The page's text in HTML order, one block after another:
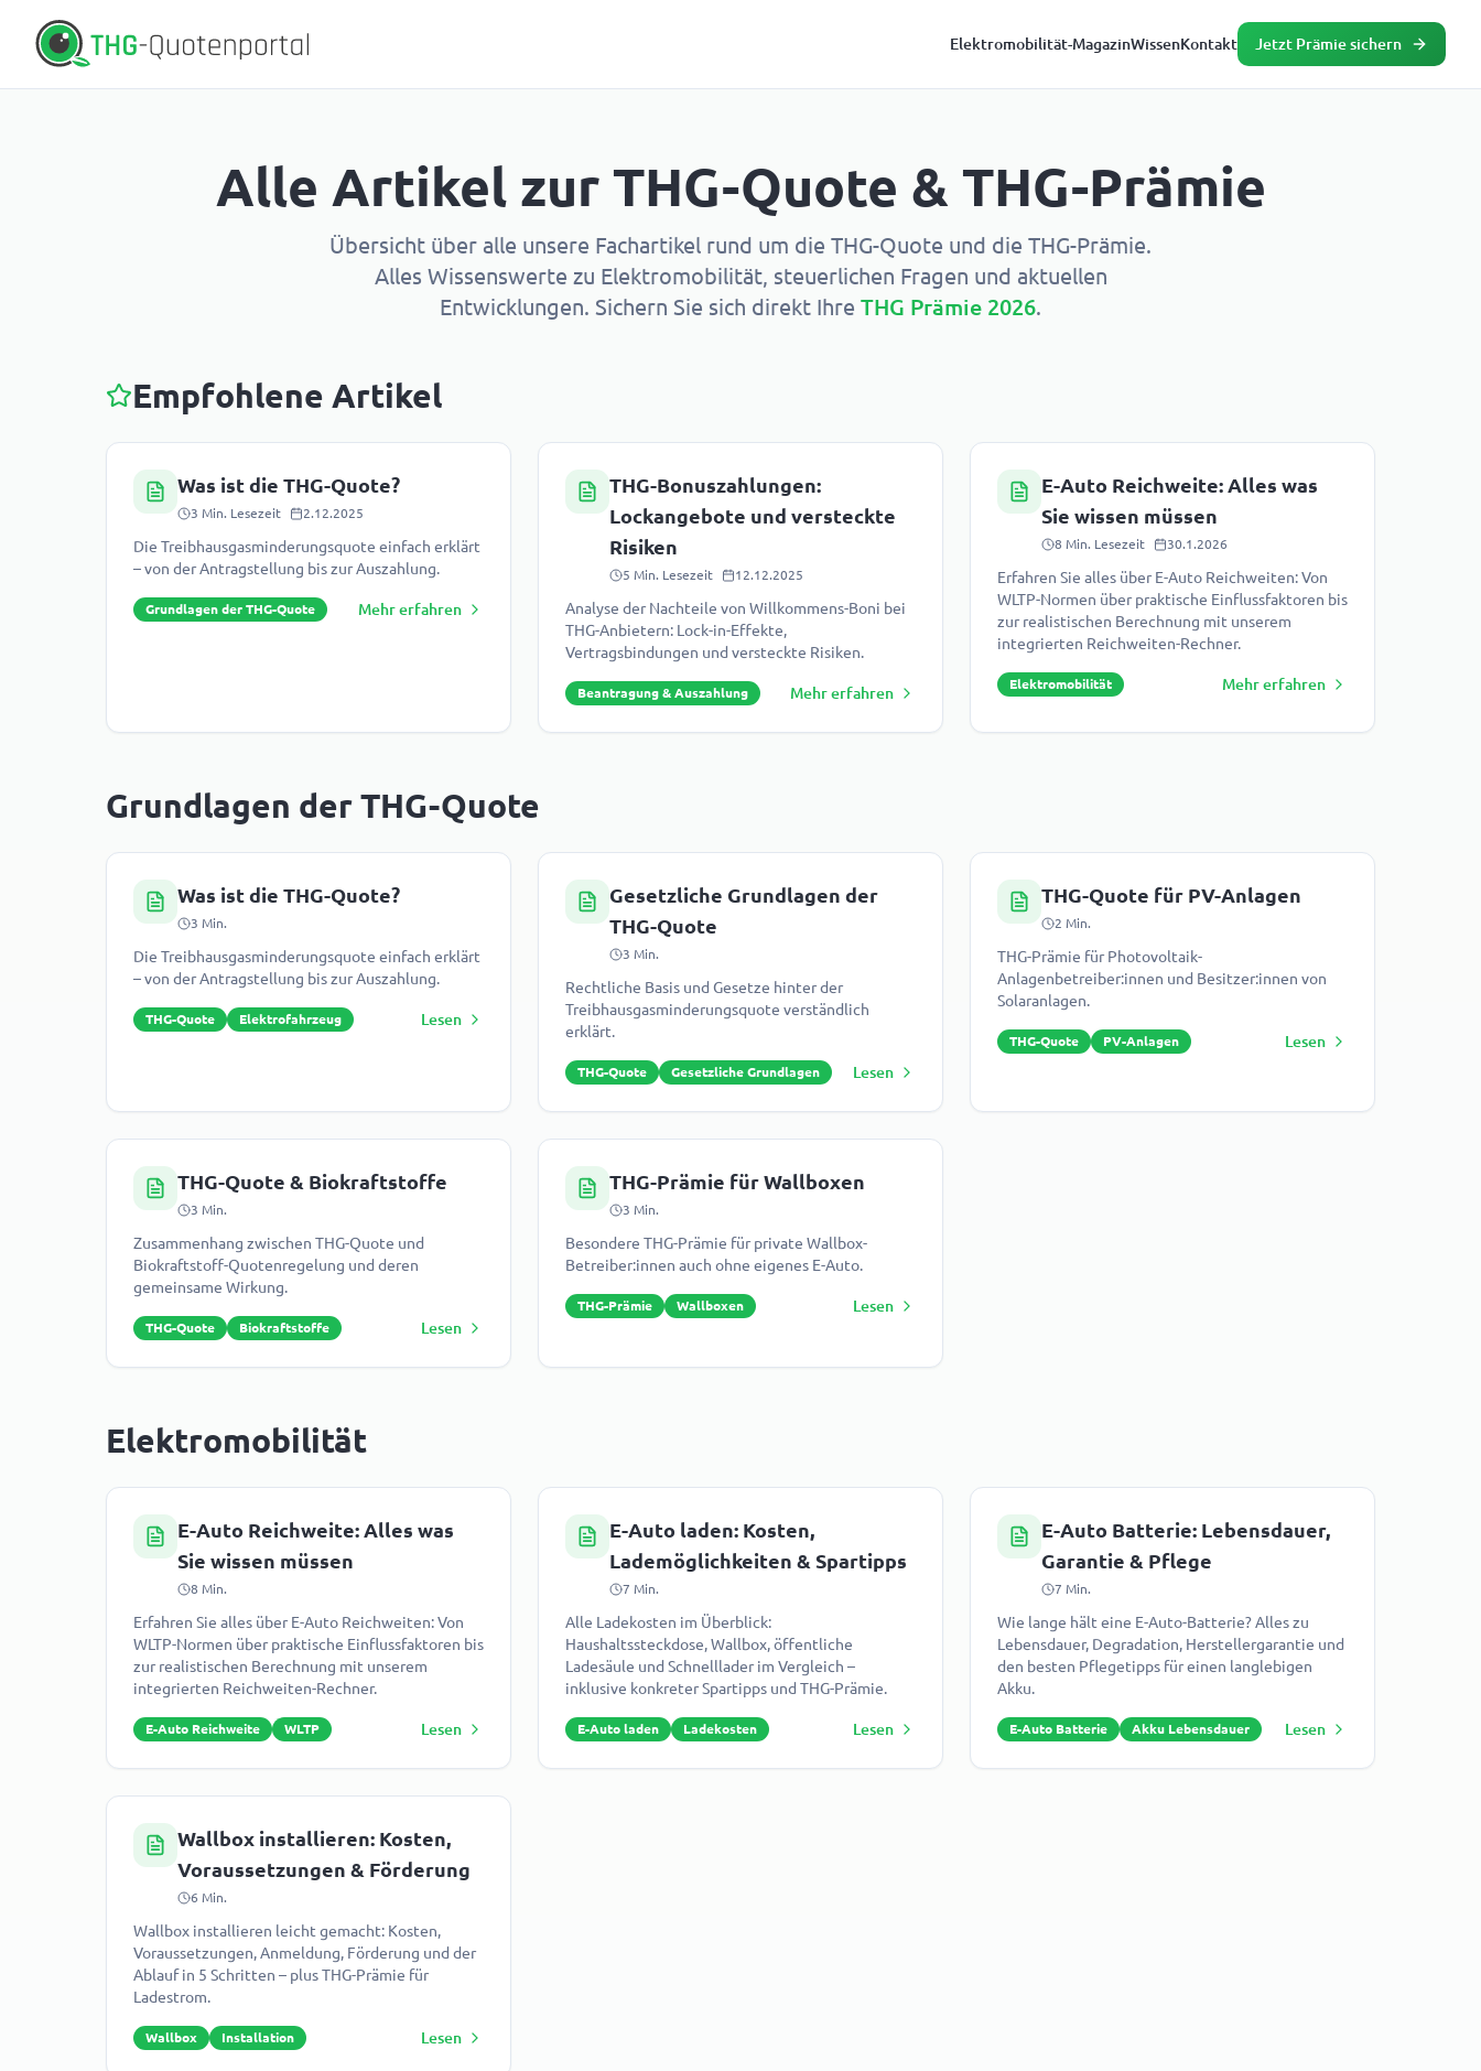
Elektromobilität-MagazinWissenKontakt Jetzt Prämie sichern
Alle Artikel zur THG-Quote & THG-Prämie
Übersicht über alle unsere Fachartikel rund um die THG-Quote und die THG-Prämie.
Alles Wissenswerte zu Elektromobilität, steuerlichen Fragen und aktuellen
Entwicklungen. Sichern Sie sich direkt Ihre THG Prämie 2026.
Empfohlene Artikel
Was ist die THG-Quote?
3 Min. Lesezeit 2.12.2025
Die Treibhausgasminderungsquote einfach erklärt
– von der Antragstellung bis zur Auszahlung.
Grundlagen der THG-Quote Mehr erfahren
THG-Bonuszahlungen:
Lockangebote und versteckte
Risiken
5 Min. Lesezeit 12.12.2025
Analyse der Nachteile von Willkommens-Boni bei
THG-Anbietern: Lock-in-Effekte,
Vertragsbindungen und versteckte Risiken.
Beantragung & Auszahlung Mehr erfahren
E-Auto Reichweite: Alles was
Sie wissen müssen
8 Min. Lesezeit 30.1.2026
Erfahren Sie alles über E-Auto Reichweiten: Von
WLTP-Normen über praktische Einflussfaktoren bis
zur realistischen Berechnung mit unserem
integrierten Reichweiten-Rechner.
Elektromobilität Mehr erfahren
Grundlagen der THG-Quote
Was ist die THG-Quote?
3 Min.
Die Treibhausgasminderungsquote einfach erklärt
– von der Antragstellung bis zur Auszahlung.
THG-Quote Elektrofahrzeug Lesen
Gesetzliche Grundlagen der
THG-Quote
3 Min.
Rechtliche Basis und Gesetze hinter der
Treibhausgasminderungsquote verständlich
erklärt.
THG-Quote Gesetzliche Grundlagen Lesen
THG-Quote für PV-Anlagen
2 Min.
THG-Prämie für Photovoltaik-
Anlagenbetreiber:innen und Besitzer:innen von
Solaranlagen.
THG-Quote PV-Anlagen Lesen
THG-Quote & Biokraftstoffe
3 Min.
Zusammenhang zwischen THG-Quote und
Biokraftstoff-Quotenregelung und deren
gemeinsame Wirkung.
THG-Quote Biokraftstoffe Lesen
THG-Prämie für Wallboxen
3 Min.
Besondere THG-Prämie für private Wallbox-
Betreiber:innen auch ohne eigenes E-Auto.
THG-Prämie Wallboxen Lesen
Elektromobilität
E-Auto Reichweite: Alles was
Sie wissen müssen
8 Min.
Erfahren Sie alles über E-Auto Reichweiten: Von
WLTP-Normen über praktische Einflussfaktoren bis
zur realistischen Berechnung mit unserem
integrierten Reichweiten-Rechner.
E-Auto Reichweite WLTP Lesen
E-Auto laden: Kosten,
Lademöglichkeiten & Spartipps
7 Min.
Alle Ladekosten im Überblick:
Haushaltssteckdose, Wallbox, öffentliche
Ladesäule und Schnelllader im Vergleich –
inklusive konkreter Spartipps und THG-Prämie.
E-Auto laden Ladekosten Lesen
E-Auto Batterie: Lebensdauer,
Garantie & Pflege
7 Min.
Wie lange hält eine E-Auto-Batterie? Alles zu
Lebensdauer, Degradation, Herstellergarantie und
den besten Pflegetipps für einen langlebigen
Akku.
E-Auto Batterie Akku Lebensdauer Lesen
Wallbox installieren: Kosten,
Voraussetzungen & Förderung
6 Min.
Wallbox installieren leicht gemacht: Kosten,
Voraussetzungen, Anmeldung, Förderung und der
Ablauf in 5 Schritten – plus THG-Prämie für
Ladestrom.
Wallbox Installation Lesen